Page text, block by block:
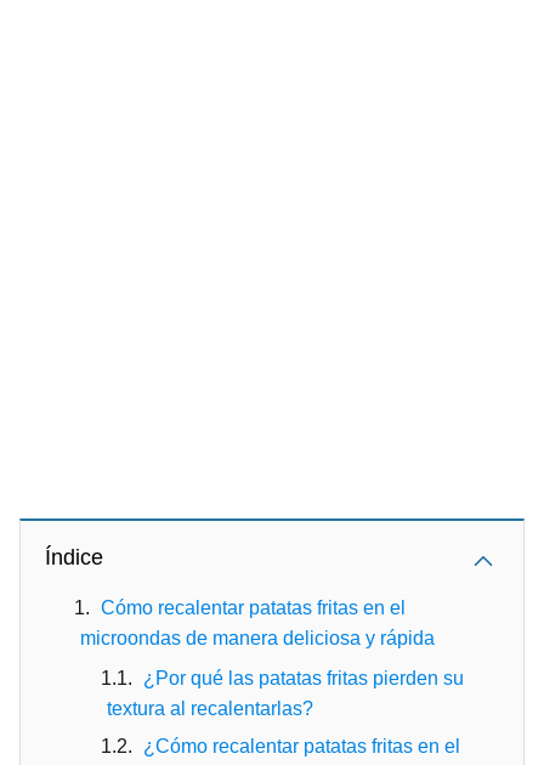
Índice
Cómo recalentar patatas fritas en el
microondas de manera deliciosa y rápida
¿Por qué las patatas fritas pierden su
textura al recalentarlas?
¿Cómo recalentar patatas fritas en el